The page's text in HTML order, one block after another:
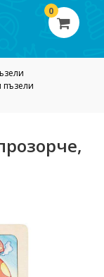
0
пъзели